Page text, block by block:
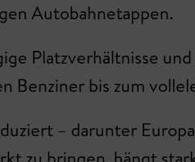
Autobahnetappen.
Platzverhältnisse
Benziner bis zum
– darunter